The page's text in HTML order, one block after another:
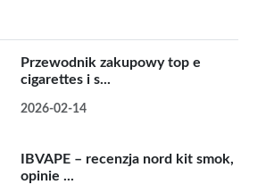
Przewodnik zakupowy top e
cigarettes i s...
2026-02-14
IBVAPE – recenzja nord kit smok,
opinie ...